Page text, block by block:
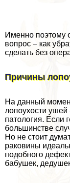
Именно поэтому
вопрос – как
сделать без
Причины
На данный
лопоухости ушей
патология. Если
большинстве
Но не стоит
paковины
подобного
бабушек,